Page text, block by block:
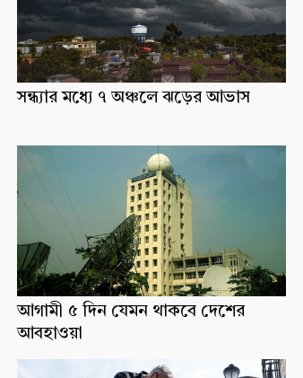
সন্ধ্যার মধ্যে ৭ অঞ্চলে ঝড়ের আভাস
আগামী ৫ দিন যেমন থাকবে দেশের
আবহাওয়া